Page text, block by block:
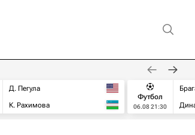
Д. Пегула
К. Рахимова
Футбол
06.08 21:30